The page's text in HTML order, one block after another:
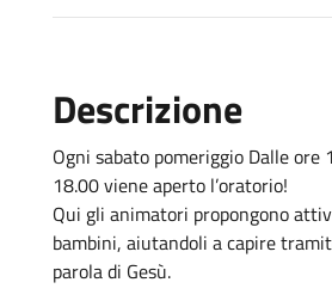
Descrizione
Ogni sabato pomeriggio Dalle ore
18.00 viene aperto l’oratorio!
Qui gli animatori propongono
bambini, aiutandoli a capire
parola di Gesù.